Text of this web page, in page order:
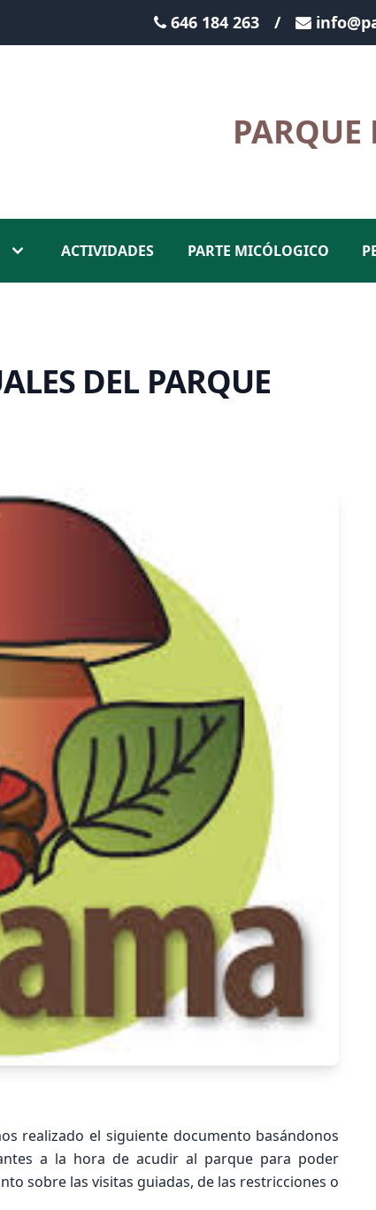
646 184 263 /
ACTIVIDADES PARTE MICÓLOGICO
DEL PARQUE
realizado el siguiente documento basándonos
a la hora de acudir al parque para poder
sobre las visitas guiadas, de las restricciones o